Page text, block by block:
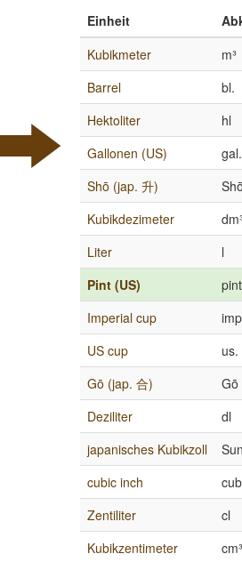
Einheit
Kubikmeter
m³
Barrel
bl.
Hektoliter
hl
Gallonen (US)
gal.
Shō (jap. 升)
Shō
Kubikdezimeter
Liter
l
Pint (US)
pint
Imperial cup
US cup
Gō (jap. 合)
Gō
Deziliter
dl
japanisches Kubikzoll
cubic inch
Zentiliter
cl
Kubikzentimeter
cm³